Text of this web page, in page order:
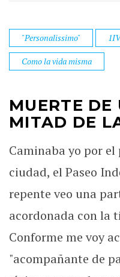
"Personalissimo"
Como la vida misma
MUERTE DE
MITAD DE
Caminaba yo por
ciudad, el Paseo
repente veo una
acordonada con la
Conforme me voy
"acompañante de